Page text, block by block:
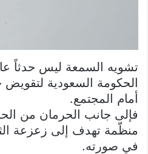
تشويه السمعة ليس حدثاً
الحكومة السعودية
أمام المجتمع.
فإلى جانب الحرمان من
منظّمة تهدف إلى زعزعة
في صورته.